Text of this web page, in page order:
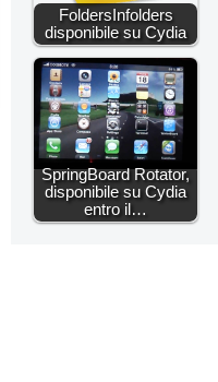
FoldersInfolders
disponibile su Cydia
SpringBoard Rotator,
disponibile su Cydia
entro il…